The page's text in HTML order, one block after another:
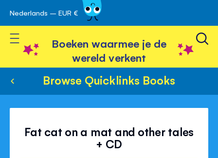
Skip
to
Content
Nederlands – EUR €
Toggle Nav
Boeken waarmee je de
wereld verkent
Browse Quicklinks Books
Fat cat on a mat and other tales
+ CD